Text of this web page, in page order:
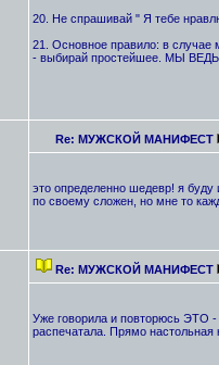
20. Не спрашивай " Я тебе
21. Основное правило: в случае
- выбирай простейшее. МЫ
Re: МУЖСКОЙ МАНИФЕСТ
это определенно шедевр! я
по своему сложен, но мне то
Re: МУЖСКОЙ МАНИФЕСТ
Уже говорила и повторюсь ЭТО -
распечатала. Прямо